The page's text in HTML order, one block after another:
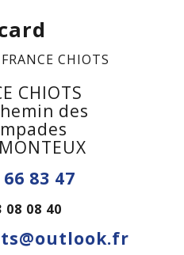
CHIOTS
des
83 47
08 08 40